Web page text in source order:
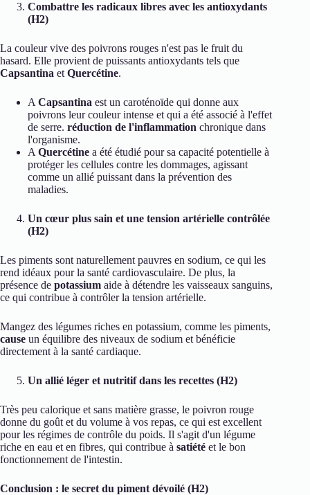
Combattre les radicaux libres avec les antioxydants
(H2)
La couleur vive des poivrons rouges n'est pas le fruit du
hasard. Elle provient de puissants antioxydants tels que
Capsantina et Quercétine.
A Capsantina est un caroténoïde qui donne aux
poivrons leur couleur intense et qui a été associé à l'effet
de serre. réduction de l'inflammation chronique dans
l'organisme.
A Quercétine a été étudié pour sa capacité potentielle à
protéger les cellules contre les dommages, agissant
comme un allié puissant dans la prévention des
maladies.
Un cœur plus sain et une tension artérielle contrôlée
(H2)
Les piments sont naturellement pauvres en sodium, ce qui les
rend idéaux pour la santé cardiovasculaire. De plus, la
présence de potassium aide à détendre les vaisseaux sanguins,
ce qui contribue à contrôler la tension artérielle.
Mangez des légumes riches en potassium, comme les piments,
cause un équilibre des niveaux de sodium et bénéficie
directement à la santé cardiaque.
Un allié léger et nutritif dans les recettes (H2)
Très peu calorique et sans matière grasse, le poivron rouge
donne du goût et du volume à vos repas, ce qui est excellent
pour les régimes de contrôle du poids. Il s'agit d'un légume
riche en eau et en fibres, qui contribue à satiété et le bon
fonctionnement de l'intestin.
Conclusion : le secret du piment dévoilé (H2)